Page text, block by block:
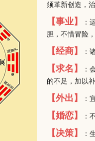
须革新创造，
【事业】
：
胆，不惜冒险
【经商】 ：
【求名】
：
的不足，加以补
【外出】 ：
【婚恋】 ：
【决策】
：